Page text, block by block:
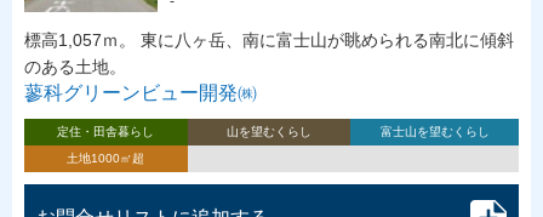
標高1,057ｍ。 東に八ヶ岳、南に富士山が眺められる南北に傾斜
のある土地。
蓼科グリーンビュー開発㈱
定住・田舎暮らし 山を望むくらし
富士山を望むくらし
土地1000㎡超